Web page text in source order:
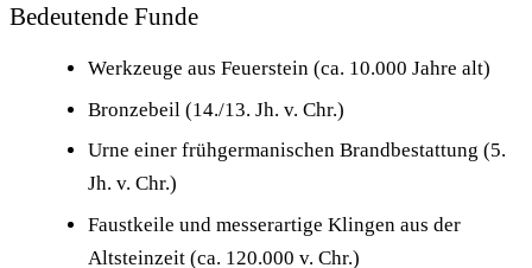
Bedeutende Funde
Werkzeuge aus Feuerstein (ca. 10.000 Jahre alt)
Bronzebeil (14./13. Jh. v. Chr.)
Urne einer frühgermanischen Brandbestattung (5.
Jh. v. Chr.)
Faustkeile und messerartige Klingen aus der
Altsteinzeit (ca. 120.000 v. Chr.)